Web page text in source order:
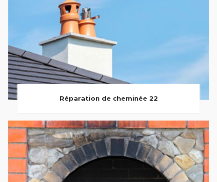
Réparation de cheminée 22